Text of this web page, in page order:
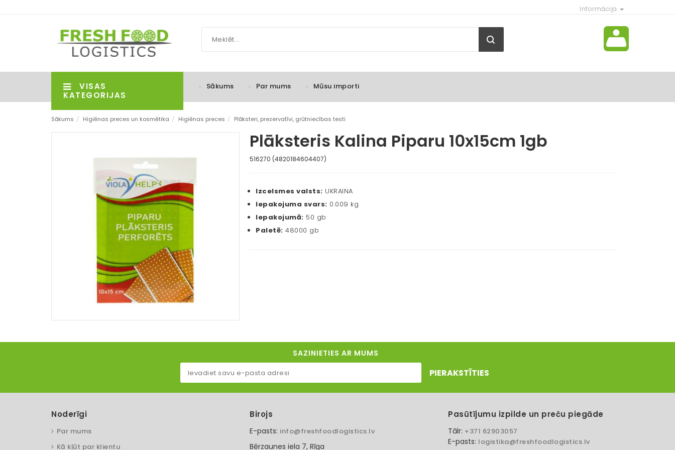
Informācija
VISAS
KATEGORIJAS
Sākums Par mums Mūsu importi
Sākums / Higiēnas preces un kosmētika / Higiēnas preces / Plāksteri, prezervatīvi, grūtniecības testi
Plāksteris Kalina Piparu 10x15cm 1gb
516270 (4820184604407)
Izcelsmes valsts: UKRAINA
Iepakojuma svars: 0.009 kg
Iepakojumā: 50 gb
Paletē: 48000 gb
SAZINIETIES AR MUMS
PIERAKSTĪTIES
Noderīgi
Par mums
Kā kļūt par klientu
Birojs
E-pasts: info@freshfoodlogistics.lv
Bērzaunes iela 7, Rīga
Pasūtījumu izpilde un preču piegāde
Tālr: +371 62903057
E-pasts: logistika@freshfoodlogistics.lv